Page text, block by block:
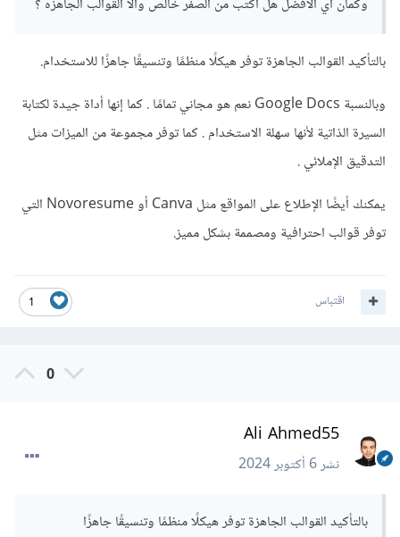
إرسالها.
وكمان اي الافضل هل اكتب من الصفر خالص والا القوالب الجاهزه ؟
بالتأكيد القوالب الجاهزة توفر هيكلًا منظمًا وتنسيقًا جاهزًا للاستخدام.
وبالنسبة Google Docs نعم هو مجاني تمامًا . كما إنها أداة جيدة لكتابة
السيرة الذاتية لأنها سهلة الاستخدام . كما توفر مجموعة من الميزات مثل
التدقيق الإملائي .
يمكنك أيضًا الإطلاع على المواقع مثل Canva أو Novoresume التي
توفر قوالب احترافية ومصممة بشكل مميز.
1 اقتباس
0
Ali Ahmed55
نشر6 أكتوبر 2024
بالتأكيد القوالب الجاهزة توفر هيكلًا منظمًا وتنسيقًا جاهزًا